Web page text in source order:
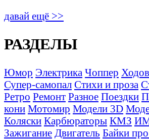
давай ещё >>
РАЗДЕЛЫ
Юмор Электрика Чоппер
Супер-самопал Стихи и проза
Ретро Ремонт Разное Поездки
кони Мотомир Модели 3D
Коляски Карбюраторы КМЗ
Зажигание Двигатель Байки